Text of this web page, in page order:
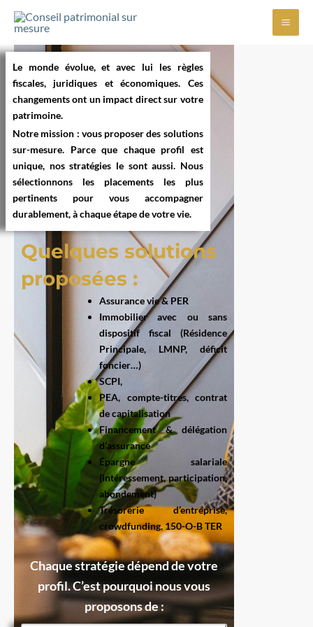
Aller
contenu
Le monde évolue, et avec lui les règles
fiscales, juridiques et économiques. Ces
changements ont un impact direct sur votre
patrimoine.
Notre mission : vous proposer des solutions
sur-mesure. Parce que chaque profil est
unique, nos stratégies le sont aussi. Nous
sélectionnons les placements les plus
pertinents pour vous accompagner
durablement, à chaque étape de votre vie.
Quelques solutions
proposées :
Assurance vie & PER
Immobilier avec ou sans
dispositif fiscal (Résidence
Principale, LMNP, déficit
foncier…)
SCPI,
PEA, compte-titres, contrat
de capitalisation
Financement & délégation
d’assurance
Épargne salariale
(intéressement, participation,
abondement)
Trésorerie d’entreprise,
crowdfunding, 150-O-B TER
Chaque stratégie dépend de votre
profil. C’est pourquoi nous vous
proposons de :